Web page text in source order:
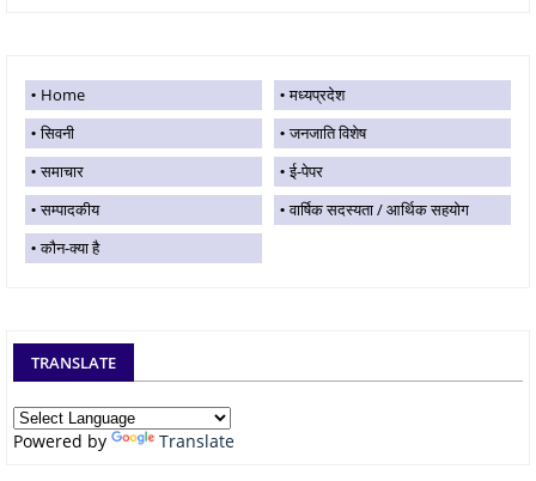
Home
मध्यप्रदेश
सिवनी
जनजाति विशेष
समाचार
ई-पेपर
सम्पादकीय
वार्षिक सदस्यता / आर्थिक सहयोग
कौन-क्या है
TRANSLATE
Powered by Translate